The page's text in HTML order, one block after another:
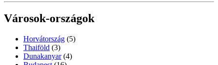
Városok-országok
Horvátország (5)
Thaiföld (3)
Dunakanyar (4)